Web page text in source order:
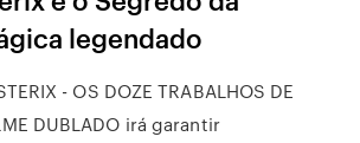
legendado
- OS DOZE TRABALHOS DE
DUBLADO irá garantir